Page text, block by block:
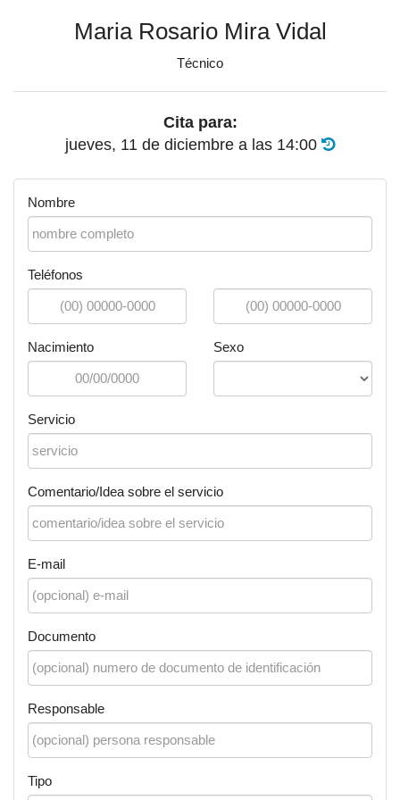
Maria Rosario Mira Vidal
Técnico
Cita para:
jueves, 11 de diciembre a las 14:00
Nombre
Teléfonos
Nacimiento Sexo
Servicio
Comentario/Idea sobre el servicio
E-mail
Documento
Responsable
Tipo